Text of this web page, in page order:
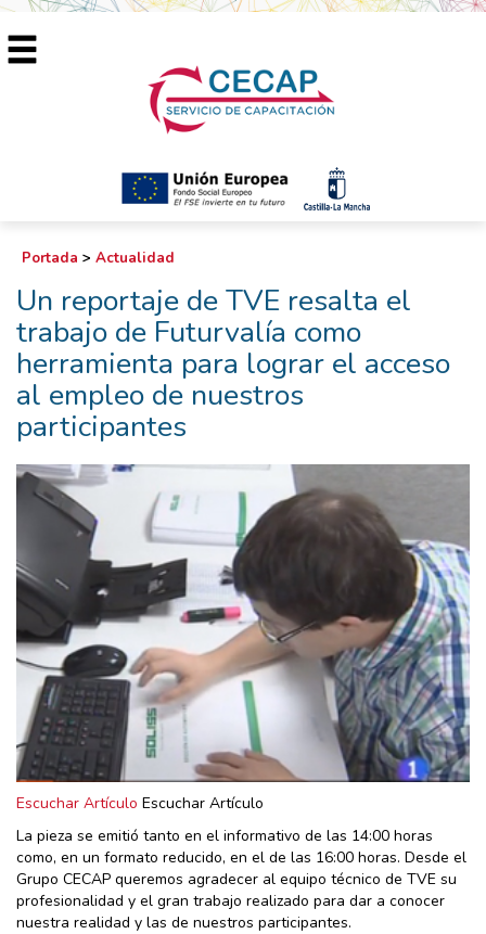
Portada > Actualidad
Un reportaje de TVE resalta el
trabajo de Futurvalía como
herramienta para lograr el acceso
al empleo de nuestros
participantes
Escuchar Artículo Escuchar Artículo
La pieza se emitió tanto en el informativo de las 14:00 horas
como, en un formato reducido, en el de las 16:00 horas. Desde el
Grupo CECAP queremos agradecer al equipo técnico de TVE su
profesionalidad y el gran trabajo realizado para dar a conocer
nuestra realidad y las de nuestros participantes.